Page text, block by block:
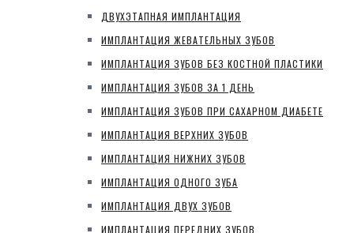
ДВУХЭТАПНАЯ ИМПЛАНТАЦИЯ
ИМПЛАНТАЦИЯ ЖЕВАТЕЛЬНЫХ ЗУБОВ
ИМПЛАНТАЦИЯ ЗУБОВ БЕЗ КОСТНОЙ ПЛАСТИКИ
ИМПЛАНТАЦИЯ ЗУБОВ ЗА 1 ДЕНЬ
ИМПЛАНТАЦИЯ ЗУБОВ ПРИ САХАРНОМ ДИАБЕТЕ
ИМПЛАНТАЦИЯ ВЕРХНИХ ЗУБОВ
ИМПЛАНТАЦИЯ НИЖНИХ ЗУБОВ
ИМПЛАНТАЦИЯ ОДНОГО ЗУБА
ИМПЛАНТАЦИЯ ДВУХ ЗУБОВ
ИМПЛАНТАЦИЯ ПЕРЕДНИХ ЗУБОВ